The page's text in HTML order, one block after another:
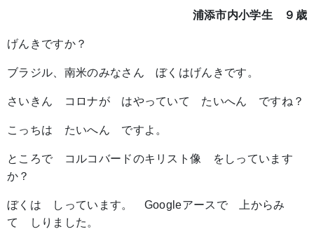
浦添市内小学生 ９歳
げんきですか？
ブラジル、南米のみなさん ぼくはげんきです。
さいきん コロナが はやっていて たいへん ですね？
こっちは たいへん ですよ。
ところで コルコバードのキリスト像 をしっています
か？
ぼくは しっています。 Googleアースで 上からみ
て しりました。